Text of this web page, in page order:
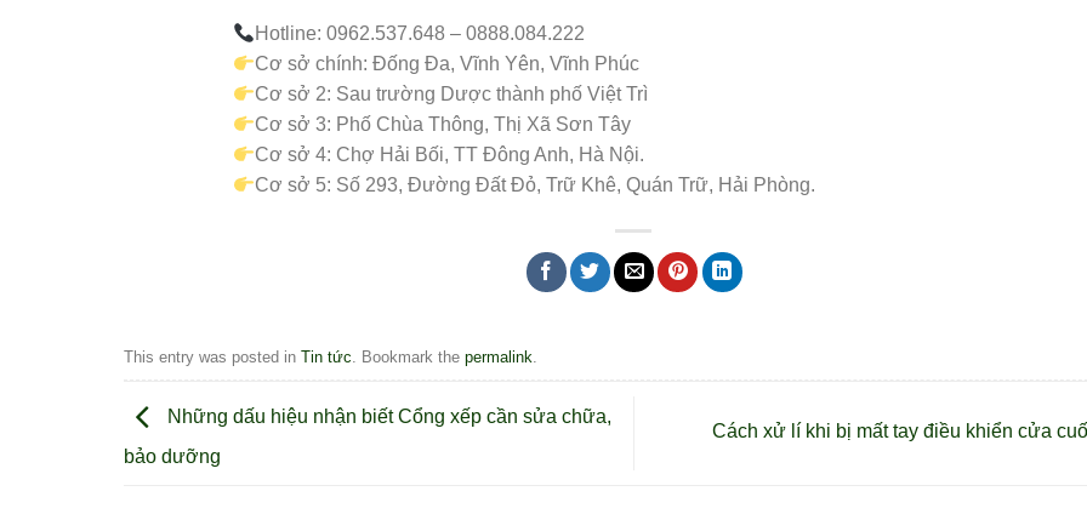
Hotline: 0962.537.648 – 0888.084.222
Cơ sở chính: Đống Đa, Vĩnh Yên, Vĩnh Phúc
Cơ sở 2: Sau trường Dược thành phố Việt Trì
Cơ sở 3: Phố Chùa Thông, Thị Xã Sơn Tây
Cơ sở 4: Chợ Hải Bối, TT Đông Anh, Hà Nội.
Cơ sở 5: Số 293, Đường Đất Đỏ, Trữ Khê, Quán Trữ, Hải Phòng.
This entry was posted in Tin tức . Bookmark the permalink
Những dấu hiệu nhận biết Cổng xếp cần sửa chữa,
bảo dưỡng
Cách xử lí khi bị mất tay điều khiển cửa